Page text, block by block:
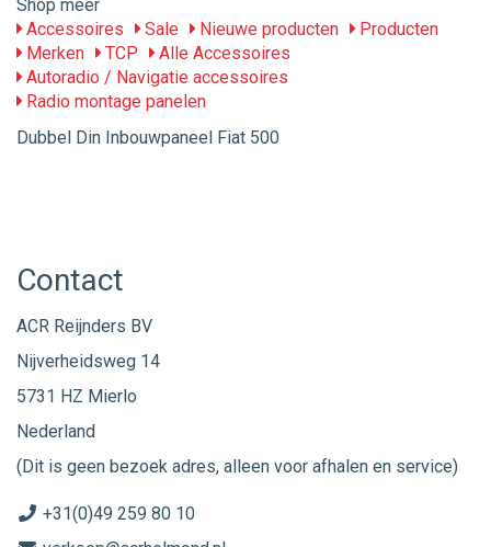
Shop meer
Accessoires
Sale Nieuwe producten
Producten
Merken
TCP
Alle Accessoires
Autoradio / Navigatie accessoires
Radio montage panelen
Dubbel Din Inbouwpaneel Fiat 500
Contact
ACR Reijnders BV
Nijverheidsweg 14
5731 HZ Mierlo
Nederland
(Dit is geen bezoek adres, alleen voor afhalen en service)
+31(0)49 259 80 10